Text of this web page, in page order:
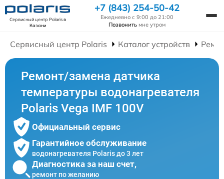
Сервисный центр Polarisв
Казани
+7 (843) 254-50-42
Ежедневно с 9:00 до 21:00
Позвонить мне утром
Сервисный центр Polaris Каталог устройств
Ремонт/замена датчика
температуры водонагревателя
Polaris Vega IMF 100V
Официальный сервис
Гарантийное обслуживание
водонагревателя Polaris до 3 лет
Диагностика за наш счет,
ремонт по желанию